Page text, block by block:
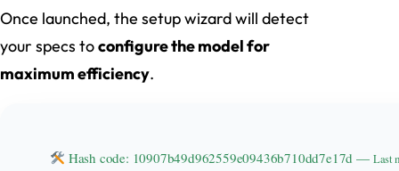
Once launched, the setup wizard will detect
your specs toconfigure the model for
maximum efficiency.
Hash code: 10907b49d962559e09436b710dd7e17d — Last